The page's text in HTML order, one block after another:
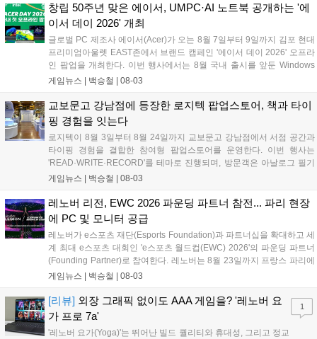
매할 수 있게 됐다. 스틸시리즈는 입점을 기념해 오는 8월 17일까지 해
당 매장에서 10% 할인 혜택 및 헤드셋 거치대 증정 프로모션을 진행한
다...
창립 50주년 맞은 에이서, UMPC·AI 노트북 공개하는 '에
이서 데이 2026' 개최
글로벌 PC 제조사 에이서(Acer)가 오는 8월 7일부터 9일까지 김포 현대
프리미엄아울렛 EAST존에서 브랜드 캠페인 '에이서 데이 2026' 오프라
인 팝업을 개최한다. 이번 행사에서는 8월 국내 출시를 앞둔 Windows
11 기반 UMPC 프레데터 아틀라스 8과 초경량 AI 노트북 스위프트 에어
업 전시와 함께 방문객을 위한 다양한 현장 이벤트가 진행된다....
게임뉴스 | 백승철 08-03
교보문고 강남점에 등장한 로지텍 팝업스토어, 책과 타이
핑 경험을 잇는다
로지텍이 8월 3일부터 8월 24일까지 교보문고 강남점에서 서점 공간과
타이핑 경험을 결합한 참여형 팝업스토어를 운영한다. 이번 행사는
'READ·WRITE·RECORD'를 테마로 진행되며, 방문객은 아날로그 필기
와 디지털 타이핑을 거쳐 문장을 엽서로 출력해 보관할 수 있다. 현장에
구매 고객 전용 혜택도 함께 준비됐다....
게임뉴스 | 백승철 08-03
레노버 리전, EWC 2026 파운딩 파트너 참전... 파리 현장
에 PC 및 모니터 공급
레노버가 e스포츠 재단(Esports Foundation)과 파트너십을 확대하고 세
계 최대 e스포츠 대회인 'e스포츠 월드컵(EWC) 2026'의 파운딩 파트너
(Founding Partner)로 참여한다. 레노버는 8월 23일까지 프랑스 파리에
서 열리는 이번 대회 기간 동안 경기장을 비롯해 연습 시설, 방송 스튜디
를 공급한다. 이를 통해 전 세계 100여 개국에서 참가한 2,000명 이상의
선수들이 안정적인 하드웨어 환경에서 경기를 치를 수 있도록 기술적 지
원을 제공한다....
게임뉴스 | 백승철 08-03
[리뷰] 외장 그래픽 없이도 AAA 게임을? '레노버 요
가 프로 7a'
'레노버 요가(Yoga)'는 뛰어난 빌드 퀄리티와 휴대성, 그리고 정교
1